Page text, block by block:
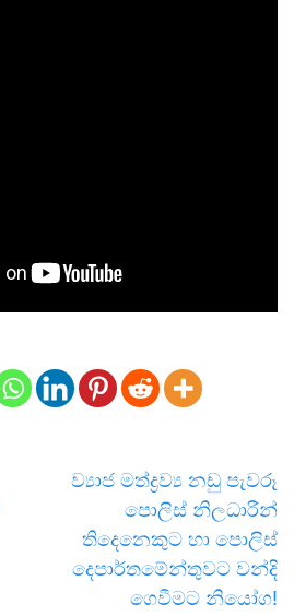
ව්‍යාජ මත්ද්‍රව්‍ය නඩු පැවරූ
පොලිස් නිලධාරීන්
තිදෙනෙකුට හා පොලිස්
දෙපාර්තමේන්තුවට වන්දි
ගෙවීමට නියෝග!